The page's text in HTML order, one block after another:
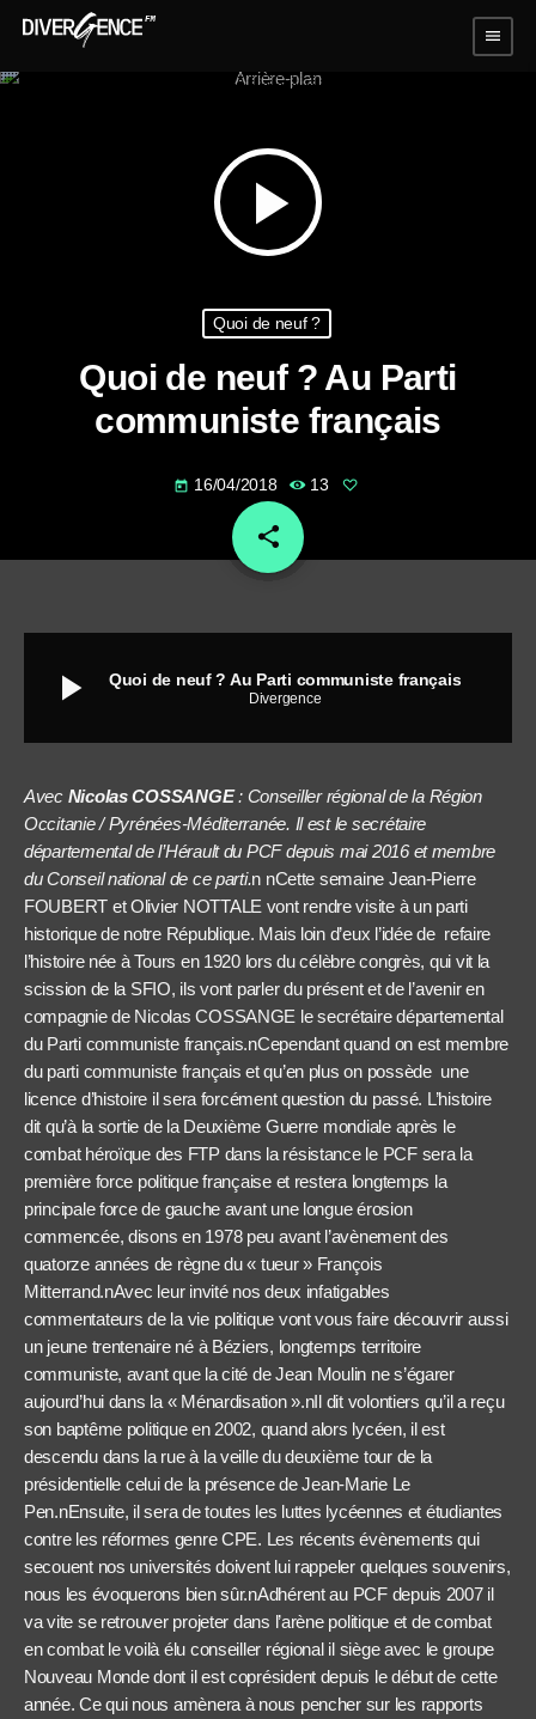
menu
play_arrow
Quoi de neuf ?
Quoi de neuf ? Au Parti
communiste français
today 16/04/2018 13
share
email
play_arrow Quoi de neuf ? Au Parti communiste français
Divergence
Avec Nicolas COSSANGE: Conseiller régional de la Région
Occitanie / Pyrénées-Méditerranée. Il est le secrétaire
départemental de l’Hérault du PCF depuis mai 2016 et membre
du Conseil national de ce parti.n nCette semaine Jean-Pierre
FOUBERT et Olivier NOTTALE vont rendre visite à un parti
historique de notre République. Mais loin d’eux l’idée de refaire
l’histoire née à Tours en 1920 lors du célèbre congrès, qui vit la
scission de la SFIO, ils vont parler du présent et de l’avenir en
compagnie de Nicolas COSSANGE le secrétaire départemental
du Parti communiste français.nCependant quand on est membre
du parti communiste français et qu’en plus on possède une
licence d’histoire il sera forcément question du passé. L’histoire
dit qu’à la sortie de la Deuxième Guerre mondiale après le
combat héroïque des FTP dans la résistance le PCF sera la
première force politique française et restera longtemps la
principale force de gauche avant une longue érosion
commencée, disons en 1978 peu avant l’avènement des
quatorze années de règne du « tueur » François
Mitterrand.nAvec leur invité nos deux infatigables
commentateurs de la vie politique vont vous faire découvrir aussi
un jeune trentenaire né à Béziers, longtemps territoire
communiste, avant que la cité de Jean Moulin ne s’égarer
aujourd’hui dans la « Ménardisation ».nIl dit volontiers qu’il a reçu
son baptême politique en 2002, quand alors lycéen, il est
descendu dans la rue à la veille du deuxième tour de la
présidentielle celui de la présence de Jean-Marie Le
Pen.nEnsuite, il sera de toutes les luttes lycéennes et étudiantes
contre les réformes genre CPE. Les récents évènements qui
secouent nos universités doivent lui rappeler quelques souvenirs,
nous les évoquerons bien sûr.nAdhérent au PCF depuis 2007 il
va vite se retrouver projeter dans l’arène politique et de combat
en combat le voilà élu conseiller régional il siège avec le groupe
Nouveau Monde dont il est coprésident depuis le début de cette
année. Ce qui nous amènera à nous pencher sur les rapports